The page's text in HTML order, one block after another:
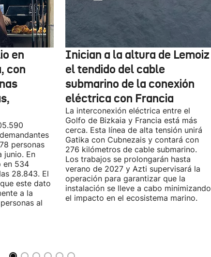
en
con
personas
junio. En
en 534
28.843. El
este dato
a la
al
Inician a la altura de Lemoiz
el tendido del cable
submarino de la conexión
eléctrica con Francia
La interconexión eléctrica entre el
Golfo de Bizkaia y Francia está más
cerca. Esta línea de alta tensión unirá
Gatika con Cubnezais y contará con
276 kilómetros de cable submarino.
Los trabajos se prolongarán hasta
verano de 2027 y Azti supervisará la
operación para garantizar que la
instalación se lleve a cabo minimizando
el impacto en el ecosistema marino.